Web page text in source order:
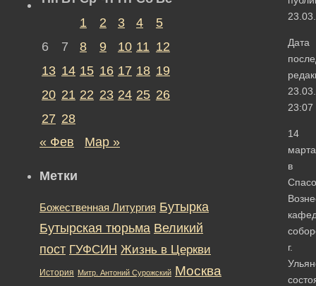
Дата
23:07
14
марта
в
г.
1
2 3 4
5
6
7 8 9 10 11 12
13 14 15 16 17 18 19
20 21 22 23 24 25 26
27 28
« Фев
Мар »
Метки
Божественная Литургия Бутырка
Бутырская тюрьма Великий
пост ГУФСИН Жизнь в Церкви
История Митр. Антоний Сурожский Москва